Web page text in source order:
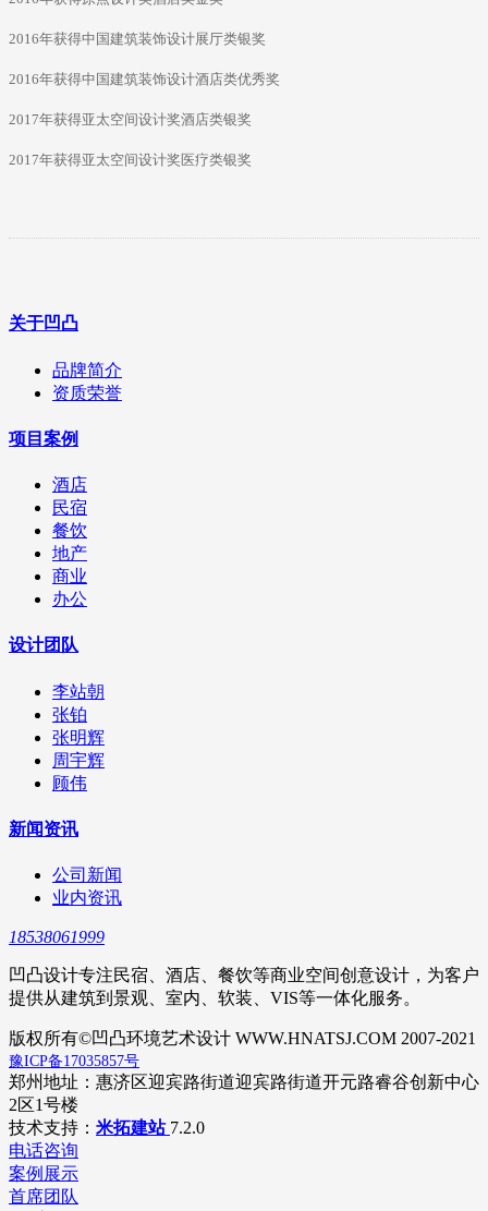
2016年获得中国建筑装饰设计展厅类银奖
2016年获得中国建筑装饰设计酒店类优秀奖
2017年获得亚太空间设计奖酒店类银奖
2017年获得亚太空间设计奖医疗类银奖
关于凹凸
品牌简介
资质荣誉
项目案例
酒店
民宿
餐饮
地产
商业
办公
设计团队
李站朝
张铂
张明辉
周宇辉
顾伟
新闻资讯
公司新闻
业内资讯
18538061999
凹凸设计专注民宿、酒店、餐饮等商业空间创意设计，为客户
提供从建筑到景观、室内、软装、VIS等一体化服务。
版权所有©凹凸环境艺术设计 WWW.HNATSJ.COM 2007-2021
豫ICP备17035857号
郑州地址：惠济区迎宾路街道迎宾路街道开元路睿谷创新中心
2区1号楼
技术支持： 米拓建站 7.2.0
电话咨询
案例展示
首席团队